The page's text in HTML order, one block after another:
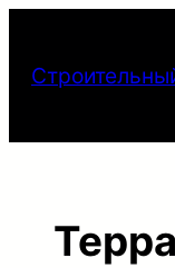
содержимому